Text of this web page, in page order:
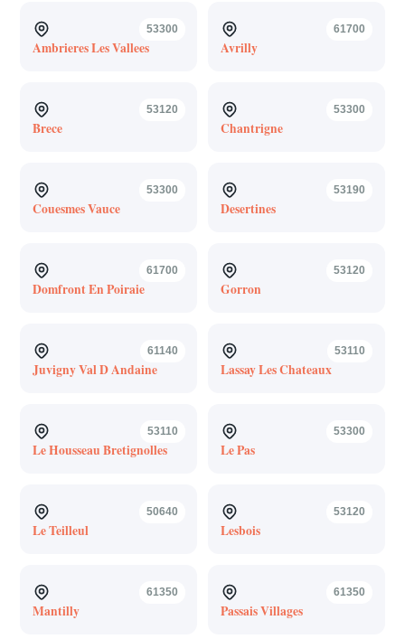
53300
Ambrieres Les Vallees
61700
Avrilly
53120
Brece
53300
Chantrigne
53300
Couesmes Vauce
53190
Desertines
61700
Domfront En Poiraie
53120
Gorron
61140
Juvigny Val D Andaine
53110
Lassay Les Chateaux
53110
Le Housseau Bretignolles
53300
Le Pas
50640
Le Teilleul
53120
Lesbois
61350
Mantilly
61350
Passais Villages